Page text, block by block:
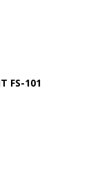
FS-101